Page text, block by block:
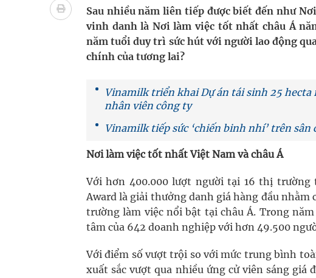
Không chỉ cắt tóc, Đông Tây Barbershop dành nguồn lực
Bệnh viện không được thu thêm tiền của người bệnh bảo
Ung thư thận: Nguy hiểm vì tiến triển quá âm thầm
Vương Thành Công: Khi việc học bắt đầu từ trải nghiệm thực
Sau nhiều năm liên tiếp được biết đến như
vinh danh là Nơi làm việc tốt nhất châu Á
năm tuổi duy trì sức hút với người lao động
chính của tương lai?
Vinamilk triển khai Dự án tái sinh 25 hecta
nhân viên công ty
Vinamilk tiếp sức ‘chiến binh nhí’ trên sân
Nơi làm việc tốt nhất Việt Nam và châu Á
Với hơn 400.000 lượt người tại 16 thị trường
Award là giải thưởng danh giá hàng đầu
trường làm việc nổi bật tại châu Á. Trong
tâm của 642 doanh nghiệp với hơn 49.500
Với điểm số vượt trội so với mức trung bình
xuất sắc vượt qua nhiều ứng cử viên sáng